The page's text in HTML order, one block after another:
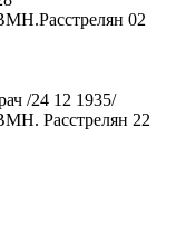
02
/24 12 1935/
Расстрелян 22